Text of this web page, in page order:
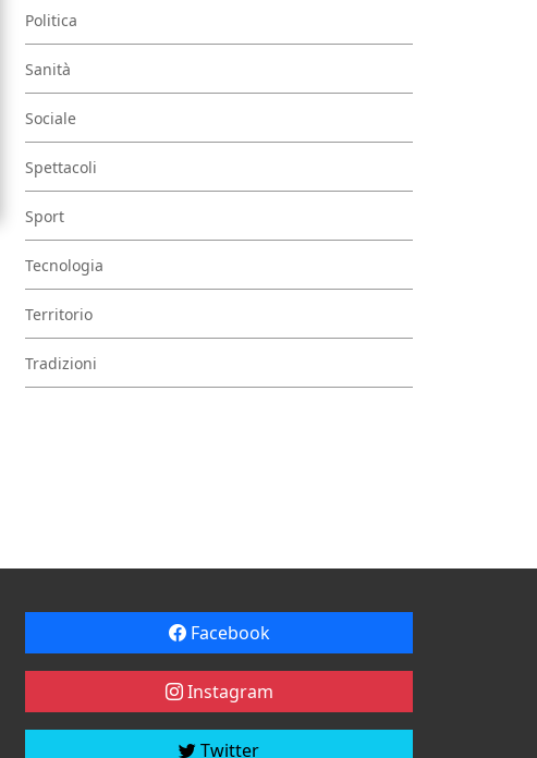
Politica
Sanità
Sociale
Spettacoli
Sport
Tecnologia
Territorio
Tradizioni
Facebook
Instagram
Twitter